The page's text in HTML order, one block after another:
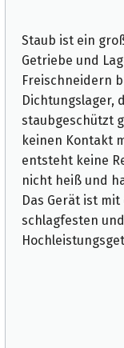
Staub ist ein
Getriebe und
Freischneidern
Dichtungslager,
staubgeschützt
keinen Kontakt
entsteht keine
nicht heiß und
Das Gerät ist
schlagfesten